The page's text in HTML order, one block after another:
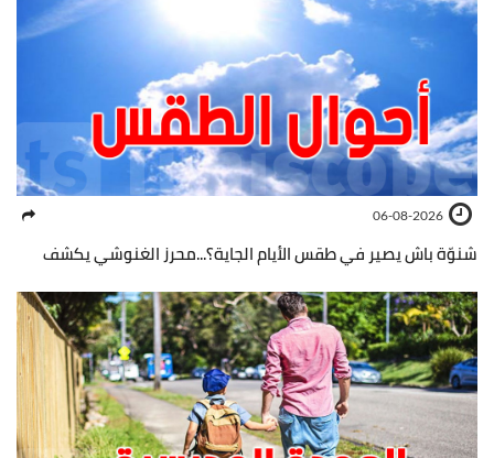
06-08-2026
شنوّة باش يصير في طقس الأيام الجاية؟...محرز الغنوشي يكشف